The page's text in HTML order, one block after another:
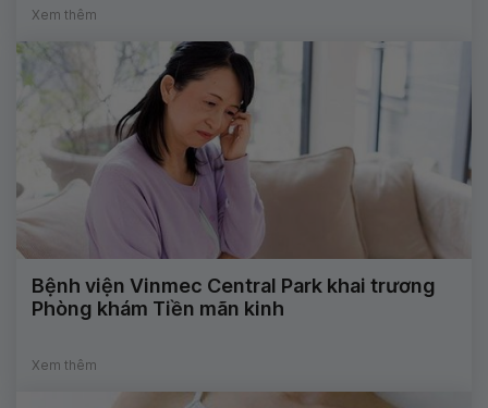
Xem thêm
Bệnh viện Vinmec Central Park khai trương
Phòng khám Tiền mãn kinh
Xem thêm